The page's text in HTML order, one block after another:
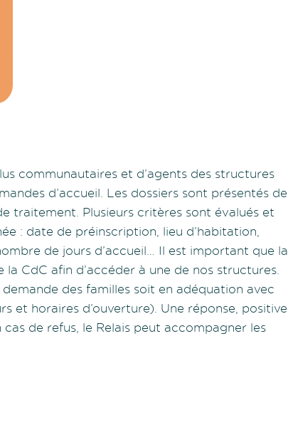
communautaires et d’agents des structures
d’accueil. Les dossiers sont présentés de
traitement. Plusieurs critères sont évalués et
: date de préinscription, lieu d’habitation,
de jours d’accueil… Il est important que la
CdC afin d’accéder à une de nos structures.
des familles soit en adéquation avec
et horaires d’ouverture). Une réponse, positive
de refus, le Relais peut accompagner les